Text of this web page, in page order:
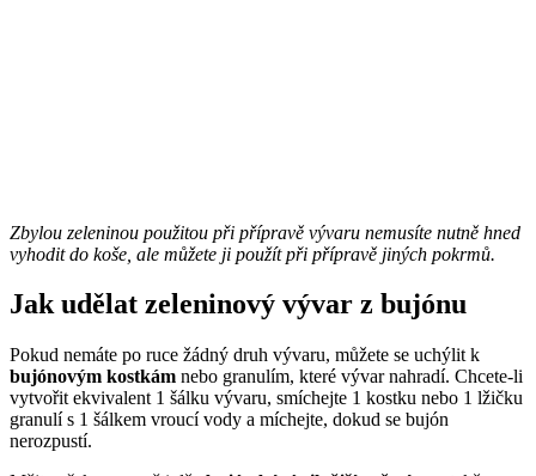
Zbylou zeleninou použitou při přípravě vývaru nemusíte nutně hned
vyhodit do koše, ale můžete ji použít při přípravě jiných pokrmů.
Jak udělat zeleninový vývar z bujónu
Pokud nemáte po ruce žádný druh vývaru, můžete se uchýlit k
bujónovým kostkám nebo granulím, které vývar nahradí. Chcete-li
vytvořit ekvivalent 1 šálku vývaru, smíchejte 1 kostku nebo 1 lžičku
granulí s 1 šálkem vroucí vody a míchejte, dokud se bujón
nerozpustí.